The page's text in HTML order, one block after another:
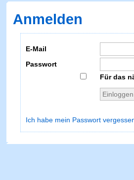
Anmelden
E-Mail
Passwort
Für das
Ich habe mein Passwort